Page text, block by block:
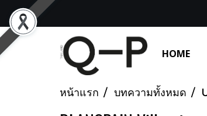
HOME
หน้าแรก บทความทั้งหมด